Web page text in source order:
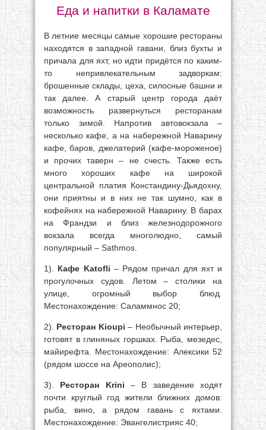
Еда и напитки в Каламате
В летние месяцы самые хорошие рестораны
находятся в западной гавани, близ бухты и
причала для яхт, но идти придётся по каким-
то непривлекательным задворкам:
брошенные склады, цеха, силосные башни и
так далее. А старый центр города даёт
возможность развернуться ресторанам
только зимой. Напротив автовокзала –
несколько кафе, а на набережной Наварину
кафе, баров, джелатерий (кафе-мороженое)
и прочих таверн – не счесть. Также есть
много хороших кафе на широкой
центральной платия Констандину-Дьядохну,
они приятны и в них не так шумно, как в
кофейнях на набережной Наварину. В барах
на Франдзи и близ железнодорожного
вокзала всегда многолюдно, самый
популярный – Sathmos.
1). Кафе Katofli – Рядом причал для яхт и
прогулочных судов. Летом – столики на
улице, огромный выбор блюд.
Местонахождение: Саламмнос 20;
2). Ресторан Kioupi – Необычный интерьер,
готовят в глиняных горшках. Рыба, мезедес,
майирефта. Местонахождение: Алексики 52
(рядом шоссе на Ареополис);
3). Ресторан Krini – В заведение ходят
почти круглый год жители ближних домов:
рыба, вино, а рядом гавань с яхтами.
Местонахождение: Эвангелистрияс 40;